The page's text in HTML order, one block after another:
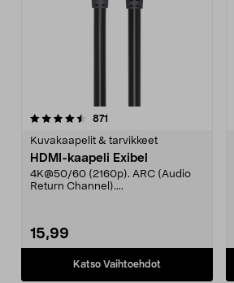
871
Kuvakaapelit & tarvikkeet
HDMI-kaapeli Exibel
4K@50/60 (2160p). ARC (Audio
Return Channel)....
15,99
Katso Vaihtoehdot
4.5 viidestä